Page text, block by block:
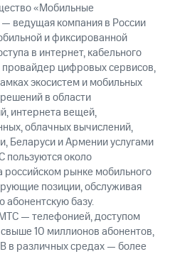
«Мобильные
ведущая компания в России
и фиксированной
в интернет, кабельного
цифровых сервисов,
экосистем и мобильных
в области
интернета вещей,
облачных вычислений,
Беларуси и Армении услугами
пользуются около
рынке мобильного
позиции, обслуживая
базу.
— телефонией, доступом
10 миллионов абонентов,
в различных средах — более